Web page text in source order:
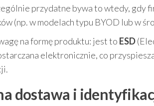
przydatne bywa to wtedy, gdy
(np. w modelach typu BYOD lub w
na formę produktu: jest to ESD
elektronicznie, co
dostawa i